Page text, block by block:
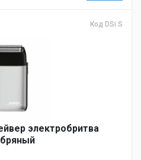
Код DSi S
электробритва